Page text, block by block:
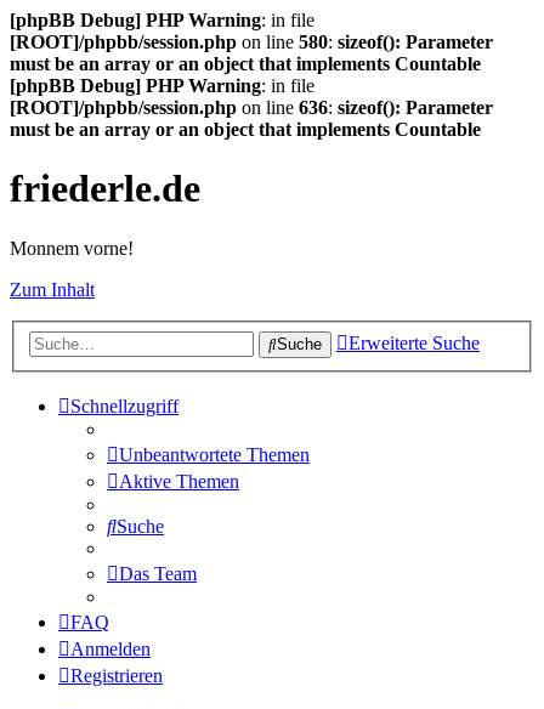
[phpBB Debug] PHP Warning: in file
[ROOT]/phpbb/session.php on line 580: sizeof(): Parameter
must be an array or an object that implements Countable
[phpBB Debug] PHP Warning: in file
[ROOT]/phpbb/session.php on line 636: sizeof(): Parameter
must be an array or an object that implements Countable
friederle.de
Monnem vorne!
Zum Inhalt
Suche Erweiterte Suche
Schnellzugriff
Unbeantwortete Themen
Aktive Themen
Suche
Das Team
FAQ
Anmelden
Registrieren